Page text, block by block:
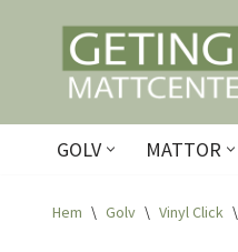
Hoppa
innehåll
GOLV MATTOR
Hem \ Golv \ Vinyl Click \